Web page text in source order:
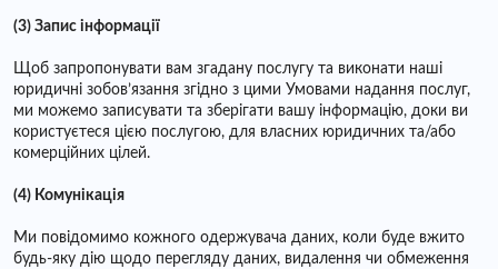
(3) Запис інформації
Щоб запропонувати вам згадану послугу та виконати наші
юридичні зобов’язання згідно з цими Умовами надання послуг,
ми можемо записувати та зберігати вашу інформацію, доки ви
користуєтеся цією послугою, для власних юридичних та/або
комерційних цілей.
(4) Комунікація
Ми повідомимо кожного одержувача даних, коли буде вжито
будь-яку дію щодо перегляду даних, видалення чи обмеження